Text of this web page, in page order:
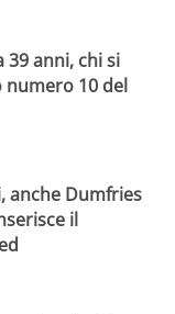
39 anni, chi si
10 del
anche Dumfries
il